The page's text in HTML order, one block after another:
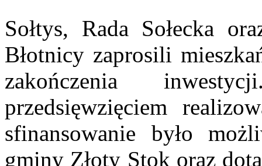
Sołtys, Rada Sołecka
Błotnicy zaprosili
zakończenia
przedsięwzięciem
sfinansowanie było
gminy Złoty Stok oraz